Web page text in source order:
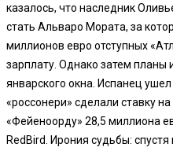
казалось, что наследник
стать Альваро Мората, за
миллионов евро отступных
зарплату. Однако затем планы
январского окна. Испанец
«россонери» сделали ставку
«Фейеноорду» 28,5 миллиона
RedBird. Ирония судьбы: